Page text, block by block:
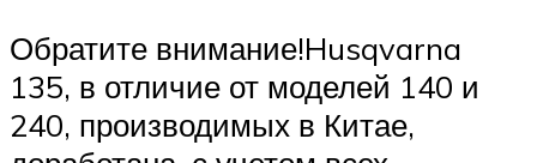
Обратите внимание!Husqvarna
135, в отличие от моделей 140 и
240, производимых в Китае,